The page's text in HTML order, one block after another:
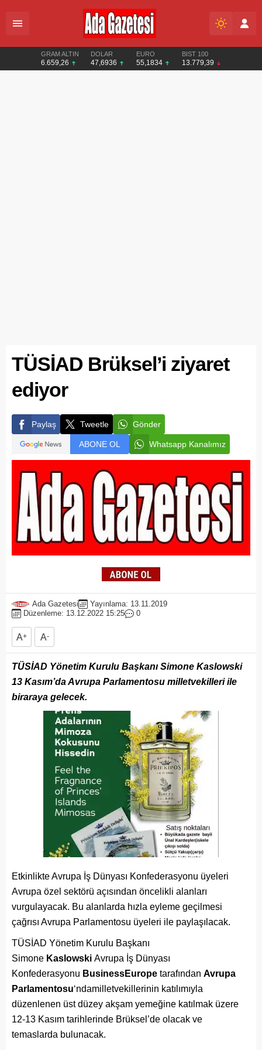
GRAM ALTIN
6.659,26
DOLAR
47,6936
EURO
55,1834
BIST 100
13.779,39
TÜSİAD Brüksel’i ziyaret
ediyor
Paylaş Tweetle Gönder
ABONE OL Whatsapp Kanalımız
Ada Gazetesi
Yayınlama: 13.11.2019
Düzenleme: 13.12.2022 15:25
0
A+ A-
TÜSİAD Yönetim Kurulu Başkanı Simone Kaslowski
13 Kasım’da Avrupa Parlamentosu milletvekilleri ile
biraraya gelecek.
Etkinlikte Avrupa İş Dünyası Konfederasyonu üyeleri
Avrupa özel sektörü açısından öncelikli alanları
vurgulayacak. Bu alanlarda hızla eyleme geçilmesi
çağrısı Avrupa Parlamentosu üyeleri ile paylaşılacak.
TÜSİAD Yönetim Kurulu Başkanı
Simone Kaslowski Avrupa İş Dünyası
Konfederasyonu BusinessEurope tarafından Avrupa
Parlamentosu‘ndamilletvekillerinin katılımıyla
düzenlenen üst düzey akşam yemeğine katılmak üzere
12-13 Kasım tarihlerinde Brüksel’de olacak ve
temaslarda bulunacak.